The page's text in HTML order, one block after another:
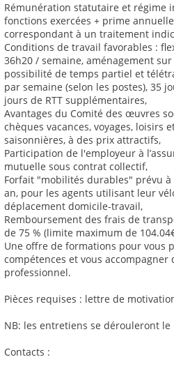
Rémunération statutaire et régime
fonctions exercées + prime
correspondant à un traitement
Conditions de travail favorables :
36h20 / semaine, aménagement
possibilité de temps partiel et
par semaine (selon les postes), 35
jours de RTT supplémentaires,
Avantages du Comité des œuvres
chèques vacances, voyages, loisirs
saisonnières, à des prix attractifs,
Participation de l'employeur à
mutuelle sous contrat collectif,
Forfait "mobilités durables" prévu
an, pour les agents utilisant leur
déplacement domicile-travail,
Remboursement des frais de
de 75 % (limite maximum de
Une offre de formations pour vous
compétences et vous accompagner
professionnel.
Pièces requises : lettre de
NB: les entretiens se dérouleront le
Contacts :